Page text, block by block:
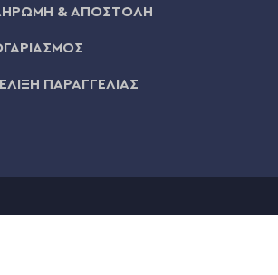
& ΑΠΟΣΤΟΛΗ
ΠΑΡΑΓΓΕΛΙΑΣ